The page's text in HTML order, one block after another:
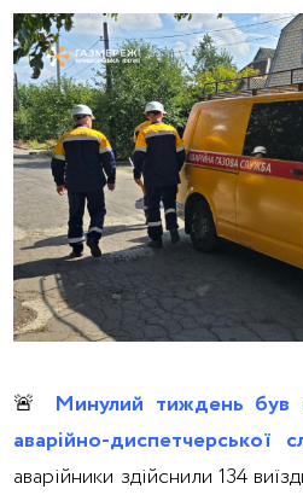
ОСОБИСТИЙ КАБІНЕТ
🚨 Минулий тиждень був
аварійно-диспетчерської
аварійники здійснили 134